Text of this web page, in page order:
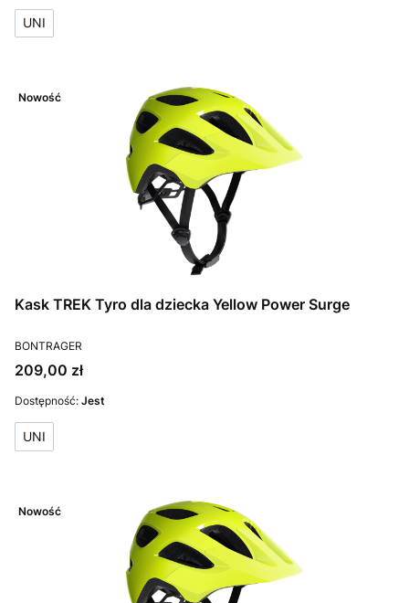
UNI
Nowość
Kask TREK Tyro dla dziecka Yellow Power Surge
PRODUCENT
BONTRAGER
Cena
209,00 zł
Dostępność: Jest
UNI
Nowość